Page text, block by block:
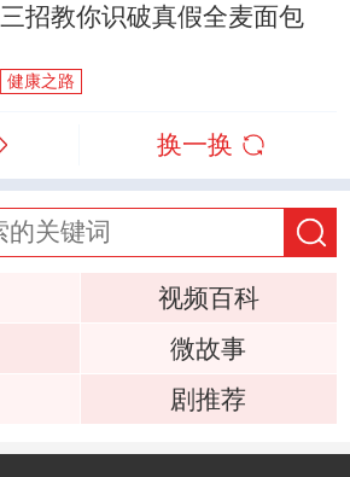
三招教你识破真假全麦面包
健康之路
换一换
视频百科
微故事
剧推荐